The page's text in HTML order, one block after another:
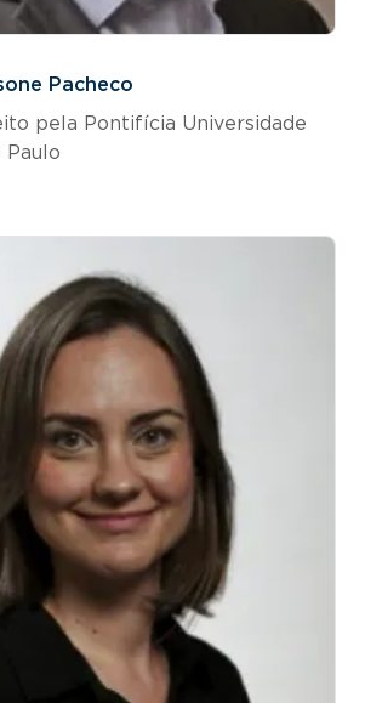
Pacheco
pela Pontifícia Universidade
Paulo